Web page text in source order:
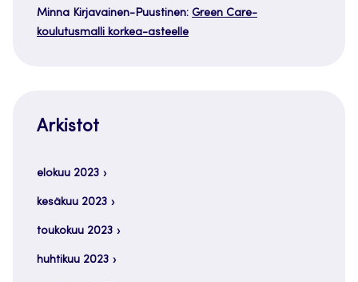
Minna Kirjavainen-Puustinen: Green Care-
koulutusmalli korkea-asteelle
Arkistot
elokuu 2023
kesäkuu 2023
toukokuu 2023
huhtikuu 2023